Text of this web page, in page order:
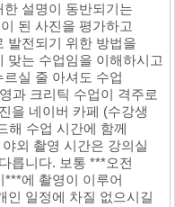
설명이 동반되기는
된 사진을 평가하고
발전되기 위한 방법을
맞는 수업임을 이해하시고
실 줄 아셔도 수업
과 크리틱 수업이 격주로
을 네이버 카페 (수강생
해 수업 시간에 함께
외 촬영 시간은 강의실
릅니다. 보통 ***오전
***에 촬영이 이루어
인 일정에 차질 없으시길